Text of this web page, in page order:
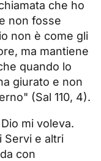
che ho
non fosse
non è come gli
ma mantiene
quando lo
giurato e non
(Sal 110, 4).
mi voleva.
Servi e altri
con